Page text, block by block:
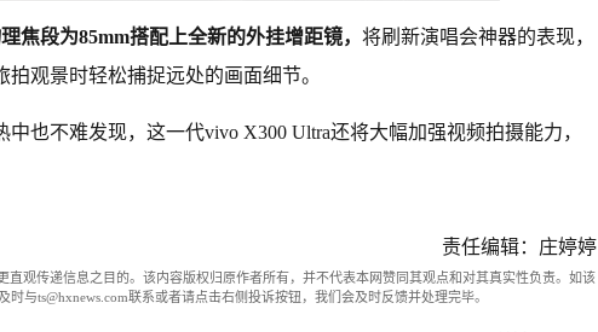
焦段为85mm搭配上全新的外挂增距镜， 将刷新演唱会神器的表现，
观景时轻松捕捉远处的画面细节。
中也不难发现，这一代vivo X300 Ultra还将大幅加强视频拍摄能力，
责任编辑：庄婷婷
直观传递信息之目的。该内容版权归原作者所有，并不代表本网赞同其观点和对其真实性负责。如该
时与ts@hxnews.com联系或者请点击右侧投诉按钮，我们会及时反馈并处理完毕。